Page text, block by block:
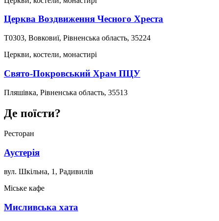
Церква Воздвиження Чесного Хреста
Т0303, Вовковиї, Рівненська область, 35224
Церкви, костели, монастирі
Свято-Покровський Храм ПЦУ
Пляшівка, Рівненська область, 35513
Де поїсти?
Ресторан
Аустерія
вул. Шкільна, 1, Радивилів
Міське кафе
Мисливська хата